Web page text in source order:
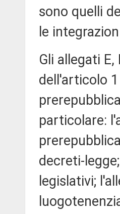
sono quelli
le
Gli allegati E,
dell'articolo
particolare:
decreti-
legislativi;